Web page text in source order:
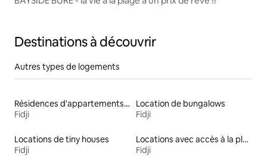
Destinations à découvrir
Autres types de logements
Résidences d'appartements en location
Fidji
Location de bungalows
Fidji
Locations de tiny houses
Fidji
Locations avec accès à la plage
Fidji